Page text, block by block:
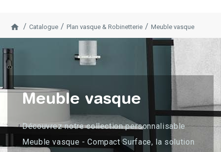
Catalogue Plan vasque & Robinetterie Meuble vasque
Meuble vasque
Découvrez notre collection personnalisable
Meuble vasque - Compact Surface, la solution